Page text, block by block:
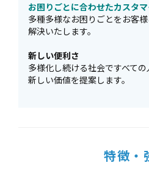
お困りごとに合わせたカスタ
多種多様なお困りごとをお客
解決いたします。
新しい便利さ
多様化し続ける社会ですべて
新しい価値を提案します。
特徴・